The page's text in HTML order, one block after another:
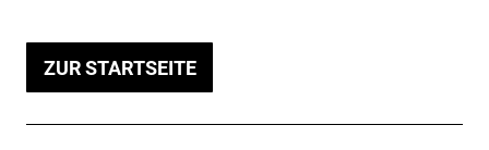
ZUR STARTSEITE